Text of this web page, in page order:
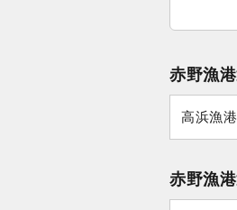
赤野漁
高浜漁港
赤野漁